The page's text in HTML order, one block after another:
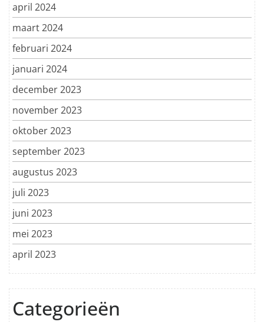
april 2024
maart 2024
februari 2024
januari 2024
december 2023
november 2023
oktober 2023
september 2023
augustus 2023
juli 2023
juni 2023
mei 2023
april 2023
Categorieën